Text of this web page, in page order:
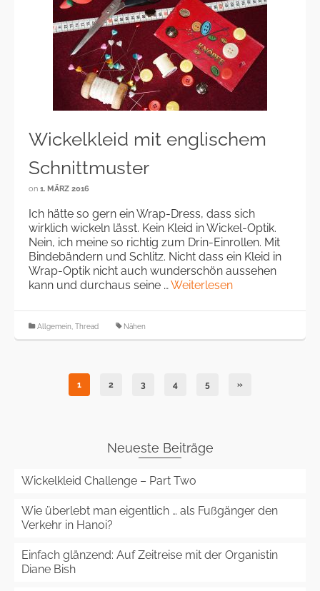
Wickelkleid mit englischem
Schnittmuster
on 1. MÄRZ 2016
Ich hätte so gern ein Wrap-Dress, dass sich
wirklich wickeln lässt. Kein Kleid in Wickel-Optik.
Nein, ich meine so richtig zum Drin-Einrollen. Mit
Bindebändern und Schlitz. Nicht dass ein Kleid in
Wrap-Optik nicht auch wunderschön aussehen
kann und durchaus seine …Weiterlesen
Allgemein Thread Nähen
1 2 3 4 5 »
Neueste Beiträge
Wickelkleid Challenge – Part Two
Wie überlebt man eigentlich … als Fußgänger den
Verkehr in Hanoi?
Einfach glänzend: Auf Zeitreise mit der Organistin
Diane Bish